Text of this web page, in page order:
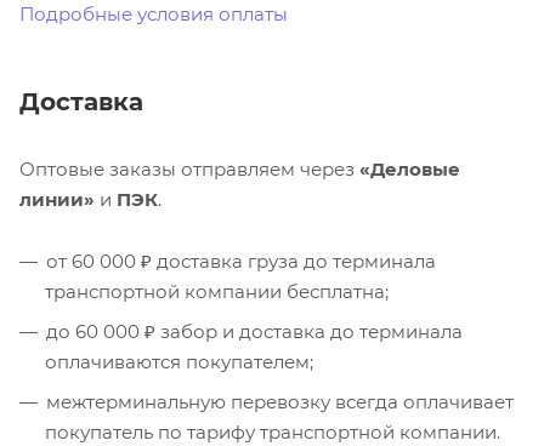
Подробные условия оплаты
Доставка
Оптовые заказы отправляем через «Деловые
линии» и ПЭК.
от 60 000 ₽ доставка груза до терминала
транспортной компании бесплатна;
до 60 000 ₽ забор и доставка до терминала
оплачиваются покупателем;
межтерминальную перевозку всегда оплачивает
покупатель по тарифу транспортной компании.